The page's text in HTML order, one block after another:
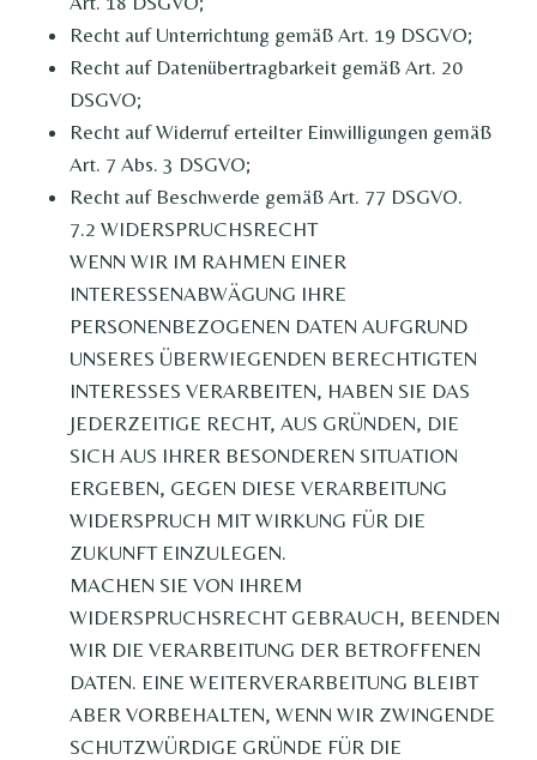
Recht auf Unterrichtung gemäß Art. 19 DSGVO;
Recht auf Datenübertragbarkeit gemäß Art. 20
DSGVO;
Recht auf Widerruf erteilter Einwilligungen gemäß
Art. 7 Abs. 3 DSGVO;
Recht auf Beschwerde gemäß Art. 77 DSGVO.
7.2 WIDERSPRUCHSRECHT
WENN WIR IM RAHMEN EINER
INTERESSENABWÄGUNG IHRE
PERSONENBEZOGENEN DATEN AUFGRUND
UNSERES ÜBERWIEGENDEN BERECHTIGTEN
INTERESSES VERARBEITEN, HABEN SIE DAS
JEDERZEITIGE RECHT, AUS GRÜNDEN, DIE
SICH AUS IHRER BESONDEREN SITUATION
ERGEBEN, GEGEN DIESE VERARBEITUNG
WIDERSPRUCH MIT WIRKUNG FÜR DIE
ZUKUNFT EINZULEGEN.
MACHEN SIE VON IHREM
WIDERSPRUCHSRECHT GEBRAUCH, BEENDEN
WIR DIE VERARBEITUNG DER BETROFFENEN
DATEN. EINE WEITERVERARBEITUNG BLEIBT
ABER VORBEHALTEN, WENN WIR ZWINGENDE
SCHUTZWÜRDIGE GRÜNDE FÜR DIE